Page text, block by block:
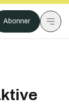
Abonner